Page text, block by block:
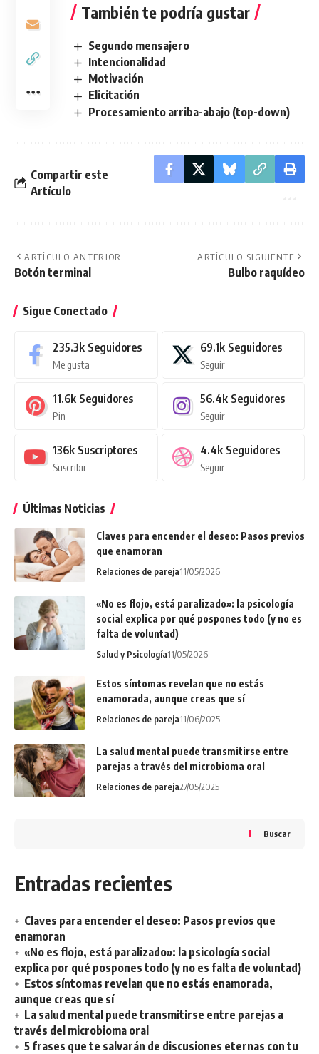
También te podría gustar
Segundo mensajero
Intencionalidad
Motivación
Elicitación
Procesamiento arriba-abajo (top-down)
Compartir este
Artículo
ARTÍCULO ANTERIOR
Botón terminal
ARTÍCULO SIGUIENTE
Bulbo raquídeo
Sigue Conectado
235.3k Seguidores
Me gusta
69.1k Seguidores
Seguir
11.6k Seguidores
Pin
56.4k Seguidores
Seguir
136k Suscriptores
Suscribir
4.4k Seguidores
Seguir
Últimas Noticias
Claves para encender el deseo: Pasos previos
que enamoran
Relaciones de pareja11/05/2026
«No es flojo, está paralizado»: la psicología
social explica por qué pospones todo (y no es
falta de voluntad)
Salud y Psicología11/05/2026
Estos síntomas revelan que no estás
enamorada, aunque creas que sí
Relaciones de pareja11/06/2025
La salud mental puede transmitirse entre
parejas a través del microbioma oral
Relaciones de pareja27/05/2025
Buscar
Entradas recientes
Claves para encender el deseo: Pasos previos que
enamoran
«No es flojo, está paralizado»: la psicología social
explica por qué pospones todo (y no es falta de voluntad)
Estos síntomas revelan que no estás enamorada,
aunque creas que sí
La salud mental puede transmitirse entre parejas a
través del microbioma oral
5 frases que te salvarán de discusiones eternas con tu